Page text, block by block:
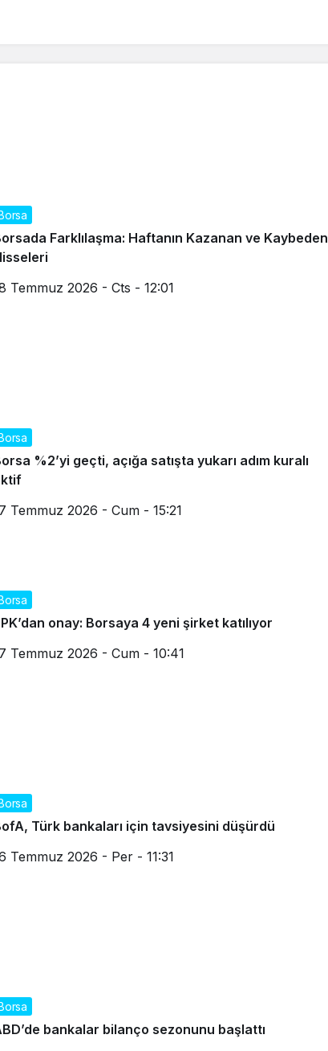
Borsa
Farklılaşma: Haftanın Kazanan ve Kaybeden
Temmuz 2026 - Cts - 12:01
Borsa
%2’yi geçti, açığa satışta yukarı adım kuralı
Temmuz 2026 - Cum - 15:21
Borsa
onay: Borsaya 4 yeni şirket katılıyor
Temmuz 2026 - Cum - 10:41
Borsa
Türk bankaları için tavsiyesini düşürdü
Temmuz 2026 - Per - 11:31
Borsa
bankalar bilanço sezonunu başlattı